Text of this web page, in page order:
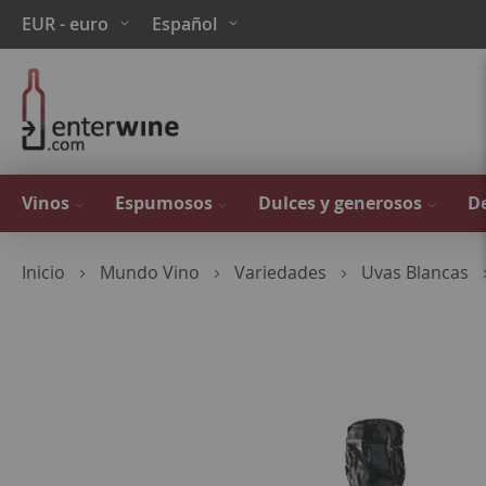
Ir
al
contenido
Moneda
EUR - euro Lenguaje
Español
Vinos Espumosos Dulces y generosos
Inicio Mundo Vino Variedades Uvas Blancas